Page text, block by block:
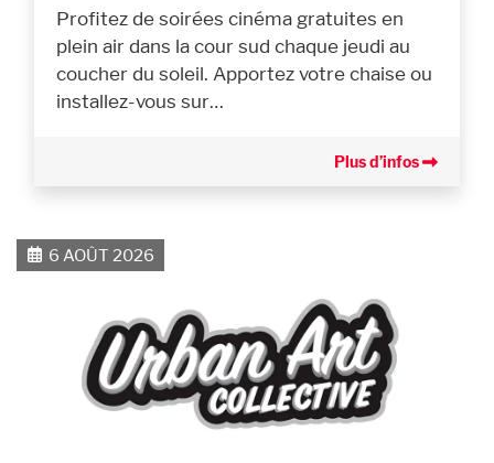
Profitez de soirées cinéma gratuites en
plein air dans la cour sud chaque jeudi au
coucher du soleil. Apportez votre chaise ou
installez-vous sur…
Plus d’infos
6 AOÛT 2026